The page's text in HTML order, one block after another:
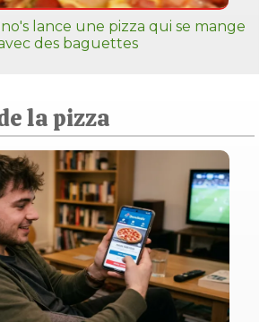
lance une pizza qui se mange
des baguettes
la pizza